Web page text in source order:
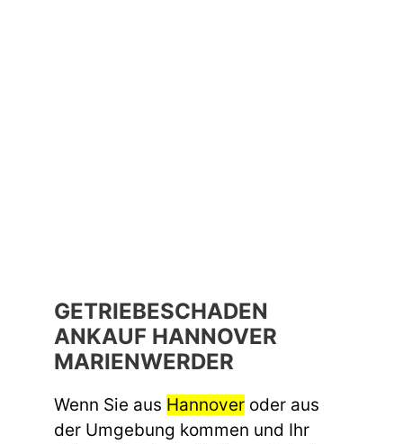
GETRIEBESCHADEN
ANKAUF HANNOVER
MARIENWERDER
Wenn Sie aus Hannover oder aus
der Umgebung kommen und Ihr